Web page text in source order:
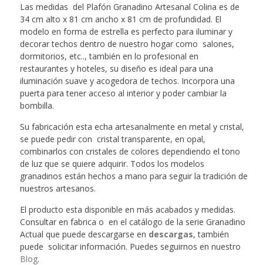
Las medidas del Plafón Granadino Artesanal Colina es de
34 cm alto x 81 cm ancho x 81 cm de profundidad. El
modelo en forma de estrella es perfecto para iluminar y
decorar techos dentro de nuestro hogar como salones,
dormitorios, etc.., también en lo profesional en
restaurantes y hoteles, su diseño es ideal para una
iluminación suave y acogedora de techos. Incorpora una
puerta para tener acceso al interior y poder cambiar la
bombilla.
Su fabricación esta echa artesanalmente en metal y cristal,
se puede pedir con cristal transparente, en opal,
combinarlos con cristales de colores dependiendo el tono
de luz que se quiere adquirir. Todos los modelos
granadinos están hechos a mano para seguir la tradición de
nuestros artesanos.
El producto esta disponible en más acabados y medidas.
Consultar en fabrica o en el catálogo de la serie Granadino
Actual que puede descargarse en descargas, también
puede solicitar información. Puedes seguirnos en nuestro
Blog.